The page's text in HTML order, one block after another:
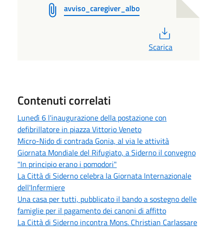
avviso_caregiver_albo
Scarica
Contenuti correlati
Lunedì 6 l'inaugurazione della postazione con
defibrillatore in piazza Vittorio Veneto
Micro-Nido di contrada Gonia, al via le attività
Giornata Mondiale del Rifugiato, a Siderno il convegno
"In principio erano i pomodori"
La Città di Siderno celebra la Giornata Internazionale
dell'Infermiere
Una casa per tutti, pubblicato il bando a sostegno delle
famiglie per il pagamento dei canoni di affitto
La Città di Siderno incontra Mons. Christian Carlassare